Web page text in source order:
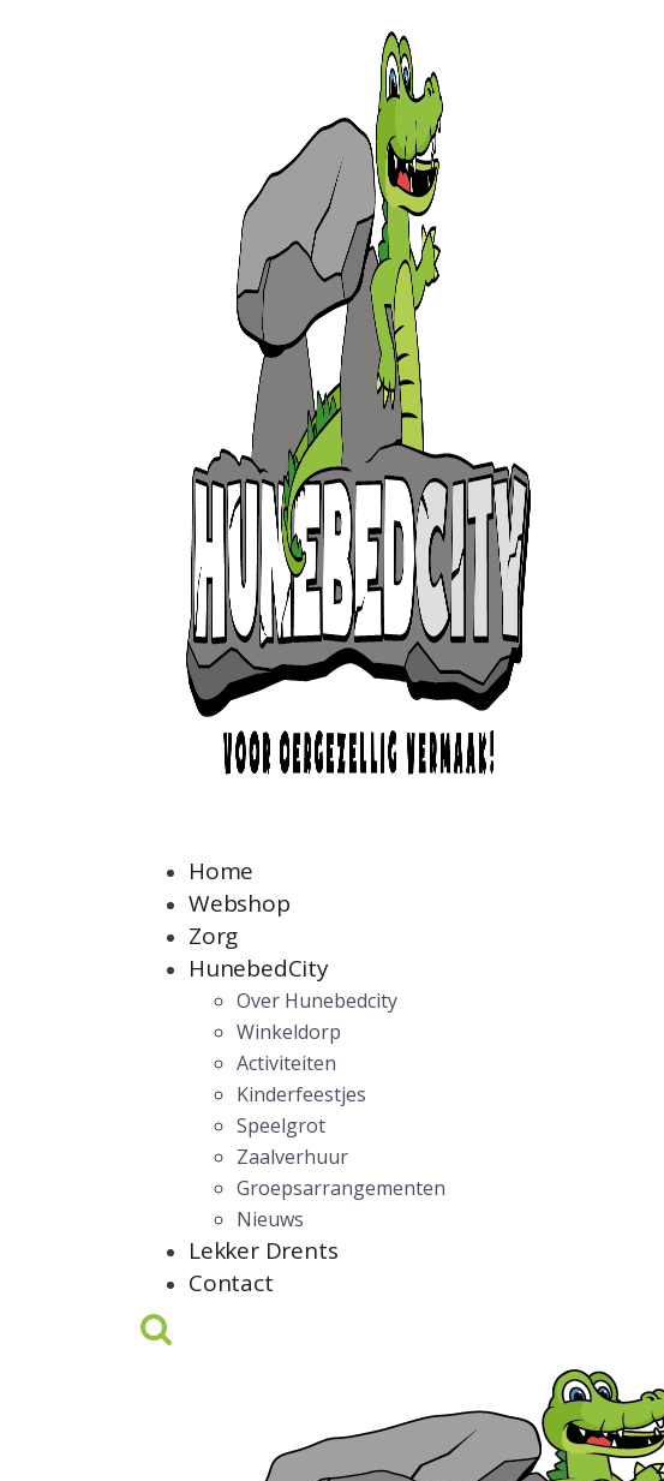
Home
Webshop
Zorg
HunebedCity
Over Hunebedcity
Winkeldorp
Activiteiten
Kinderfeestjes
Speelgrot
Zaalverhuur
Groepsarrangementen
Nieuws
Lekker Drents
Contact